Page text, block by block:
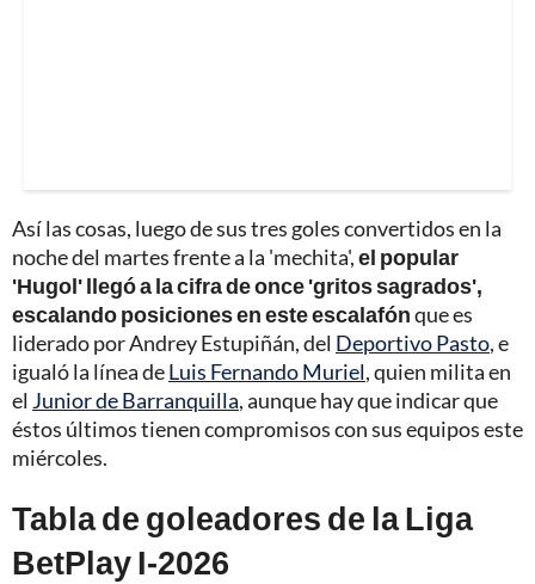
Así las cosas, luego de sus tres goles convertidos en la
noche del martes frente a la 'mechita',el popular
'Hugol' llegó a la cifra de once 'gritos sagrados',
escalando posiciones en este escalafónque es
liderado por Andrey Estupiñán, del Deportivo Pasto, e
igualó la línea deLuis Fernando Muriel, quien milita en
el Junior de Barranquilla, aunque hay que indicar que
éstos últimos tienen compromisos con sus equipos este
miércoles.
Tabla de goleadores de la Liga
BetPlay I-2026